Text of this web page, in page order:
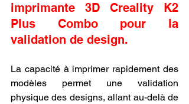
imprimante 3D Creality K2
Plus Combo pour la
validation de design.
La capacité à imprimer rapidement des
modèles permet une validation
physique des designs, allant au-delà de